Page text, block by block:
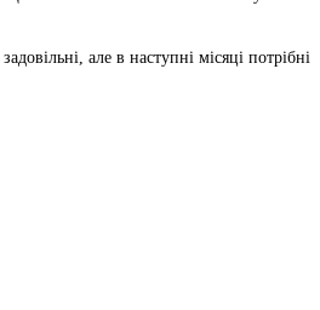
але в наступні місяці потрібні